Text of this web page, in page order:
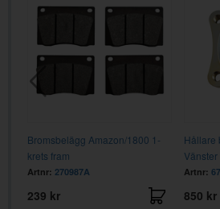
Bromsbelägg Amazon/1800 1-
krets fram
Artnr: 270987A
239 kr
Hållare
Vänster
Artnr:
850 kr